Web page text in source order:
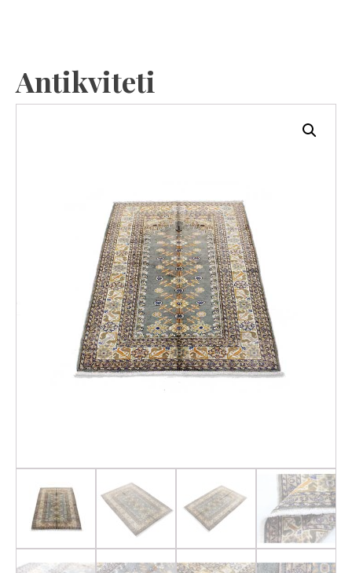
Antikviteti